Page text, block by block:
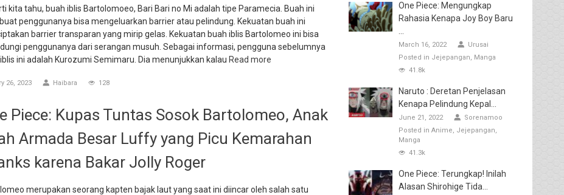
kita tahu, buah iblis Bartolomoeo, Bari Bari no Mi adalah tipe Paramecia. Buah ini
penggunanya bisa mengeluarkan barrier atau pelindung. Kekuatan buah ini
barrier transparan yang mirip gelas. Kekuatan buah iblis Bartolomeo ini bisa
penggunanya dari serangan musuh. Sebagai informasi, pengguna sebelumnya
ini adalah Kurozumi Semimaru. Dia menunjukkan kalau Read more
26, 2023 Haibara 128
Piece: Kupas Tuntas Sosok Bartolomeo, Anak
Armada Besar Luffy yang Picu Kemarahan
karena Bakar Jolly Roger
merupakan seorang kapten bajak laut yang saat ini diincar oleh salah satu
One Piece: Mengungkap
Rahasia Kenapa Joy Boy Baru
March 16, 2022
Urusai
Posted in Jejepangan
Manga
41.8k
Naruto : Deretan Penjelasan
Kenapa Pelindung Kepal...
June 21, 2022
Sorenamoo
Posted in Anime
Jejepangan
Manga
41.3k
One Piece: Terungkap! Inilah
Alasan Shirohige Tida...